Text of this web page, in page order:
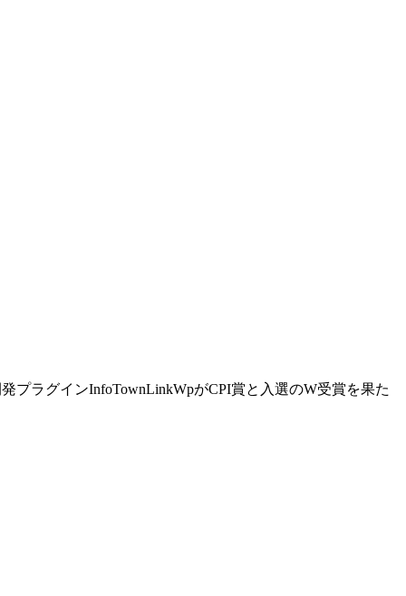
プラグインInfoTownLinkWpがCPI賞と入選のW受賞を果た